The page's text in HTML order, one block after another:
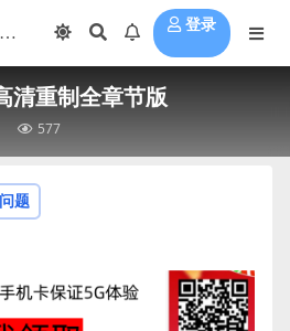
登录
清重制全章节版
577
题